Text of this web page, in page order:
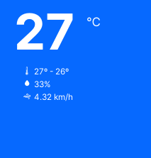
27 ℃
27º - 26º
33%
4.32 km/h